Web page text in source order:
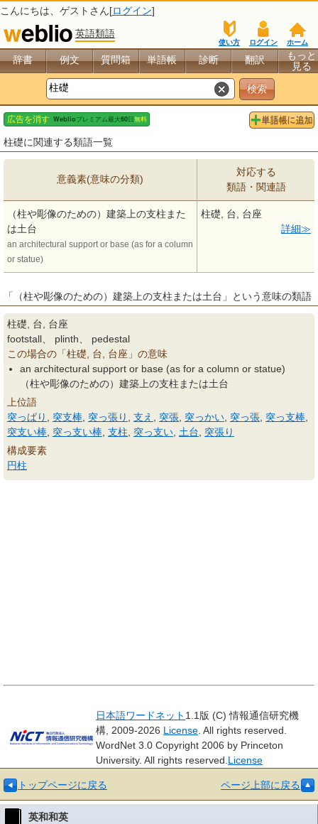
こんにちは、 ゲスト さん[ログイン]
英語類語
ホーム
ログイン
使い方
辞書 例文 質問箱 単語帳 診断 翻訳
もっと
見る
柱礎に関連する類語一覧
意義素(意味の分類)
対応する
類語・関連語
（柱や彫像のための）建築上の支柱また
は土台
an architectural support or base (as for a column
or statue)
柱礎, 台, 台座
詳細
「（柱や彫像のための）建築上の支柱または土台」という意味の類語
柱礎, 台, 台座
footstall、 plinth、 pedestal
この場合の「柱礎, 台, 台座」の意味
an architectural support or base (as for a column or statue)
（柱や彫像のための）建築上の支柱または土台
上位語
突っぱり
突支棒 突っ張り 支え 突張 突っかい 突っ張 突っ支棒
突支い棒 突っ支い棒 支柱 突っ支い 土台
突張り
構成要素
円柱
日本語ワードネット 1.1版 (C) 情報通信研究機
構, 2009-2026 License . All rights reserved.
WordNet 3.0 Copyright 2006 by Princeton
University. All rights reserved. License
トップページに戻る ページ上部に戻る
英和和英